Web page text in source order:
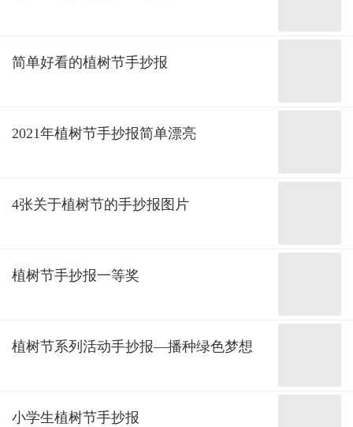
简单好看的植树节手抄报
2021年植树节手抄报简单漂亮
4张关于植树节的手抄报图片
植树节手抄报一等奖
植树节系列活动手抄报—播种绿色梦想
小学生植树节手抄报